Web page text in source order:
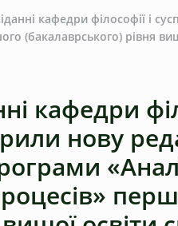
кафедри філософії і
(бакалаврського) рівня
кафедри
нову